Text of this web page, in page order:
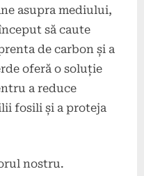
asupra mediului,
să caute
de carbon și a
oferă o soluție
a reduce
fosili și a proteja
nostru.